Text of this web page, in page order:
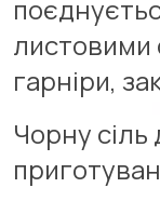
листовими
гарніри,
Чорну сіль